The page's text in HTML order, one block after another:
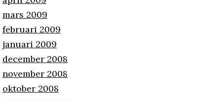
mars 2009
februari 2009
januari 2009
december 2008
november 2008
oktober 2008